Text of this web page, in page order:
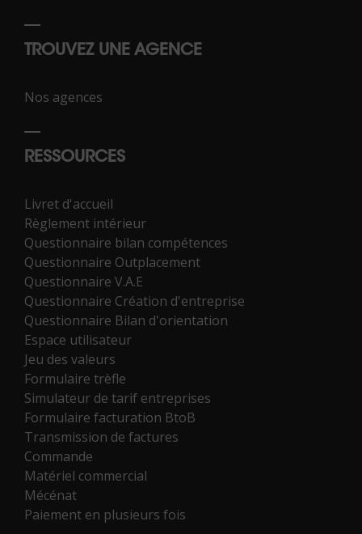
TROUVEZ UNE AGENCE
Nos agences
RESSOURCES
Livret d'accueil
Règlement intérieur
Questionnaire bilan compétences
Questionnaire Outplacement
Questionnaire V.A.E
Questionnaire Création d'entreprise
Questionnaire Bilan d'orientation
Espace utilisateur
Jeu des valeurs
Formulaire trèfle
Simulateur de tarif entreprises
Formulaire facturation BtoB
Transmission de factures
Commande
Matériel commercial
Mécénat
Paiement en plusieurs fois